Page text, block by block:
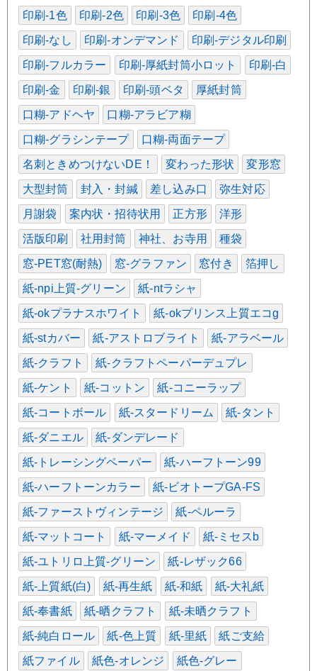
印刷-1色 印刷-2色 印刷-3色 印刷-4色
印刷-なし 印刷-オンデマンド 印刷-デジタル印刷
印刷-フルカラー 印刷-厚紙封筒小ロット 印刷-白
印刷-金 印刷-銀 印刷-頭ベタ 厚紙封筒
口糊-アドヘヤ 口糊-アラビア糊
口糊-グラシンテープ 口糊-両面テープ
名刺ときめつけないDE！ 変わった形状 変形窓
大型封筒 封入・封緘 差し込み口 弥生対応
月謝袋 案内状・招待状用 正方形 洋形
活版印刷 社用封筒 神社、お寺用 種袋
窓-PET窓(耐熱) 窓-グラファン 窓付き 箔押し
紙-npi上質-グリーン 紙-ntラシャ
紙-okプラナスホワイト 紙-okプリンス上質エコg
紙-stカバー 紙-アストロブライト 紙-アラベール
紙-クラフト 紙-クラフトペーパーデュプレ
紙-ケント 紙-コットン 紙-コニーラップ
紙-コートボール 紙-スタードリーム 紙-タント
紙-ダニエル 紙-ダンデレード
紙-トレーシングペーパー 紙-ハーフトーン99
紙-ハーフトーンカラー 紙-ビオトープGA-FS
紙-ファーストヴィンテージ 紙-ペルーラ
紙-マットコート 紙-マーメイド 紙-ミセスb
紙-ユトリロ上質-グリーン 紙-レザック66
紙-上質紙(白) 紙-再生紙 紙-和紙 紙-大礼紙
紙-奉書紙 紙-晒クラフト 紙-未晒クラフト
紙-純白ロール 紙-色上質 紙-里紙 紙ご支給
紙ファイル 紙色-オレンジ 紙色-グレー